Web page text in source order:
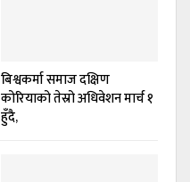
बिश्वकर्मा समाज दक्षिण
कोरियाको तेस्रो अधिवेशन मार्च १
हुँदै,